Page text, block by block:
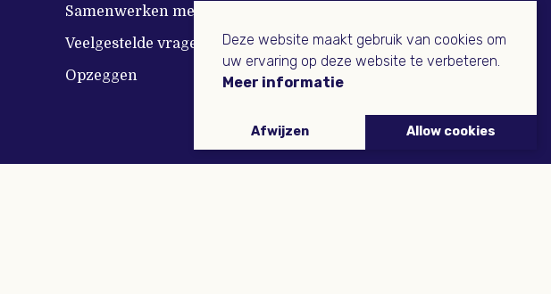
Deze website maakt gebruik van cookies om
uw ervaring op deze website te verbeteren.
Meer informatie
Afwijzen Allow cookies
Samenwerken met Buitenleven
Veelgestelde vragen
Opzeggen